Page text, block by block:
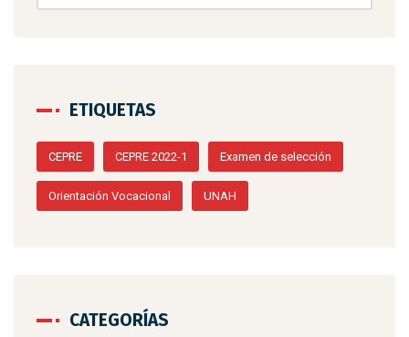
ETIQUETAS
CEPRE CEPRE 2022-1 Examen de selección
Orientación Vocacional UNAH
CATEGORÍAS